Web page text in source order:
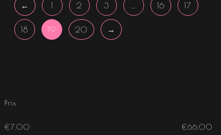
Prix
€7.00 €66.00
← 1 2 3 16 17
18 19 20 →